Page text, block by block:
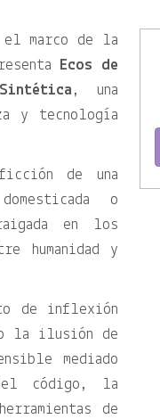
el marco de la
Ecos de
, una
y tecnología
de una
o
en los
humanidad y
de inflexión
la ilusión de
mediado
código, la
de